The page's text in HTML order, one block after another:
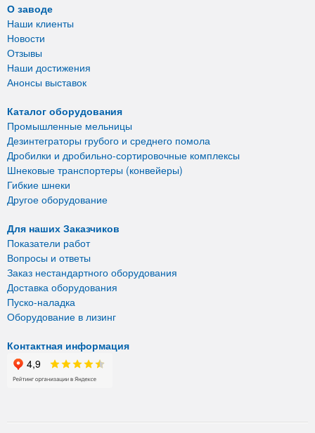
О заводе
Наши клиенты
Новости
Отзывы
Наши достижения
Анонсы выставок
Каталог оборудования
Промышленные мельницы
Дезинтеграторы грубого и среднего помола
Дробилки и дробильно-сортировочные комплексы
Шнековые транспортеры (конвейеры)
Гибкие шнеки
Другое оборудование
Для наших Заказчиков
Показатели работ
Вопросы и ответы
Заказ нестандартного оборудования
Доставка оборудования
Пуско-наладка
Оборудование в лизинг
Контактная информация